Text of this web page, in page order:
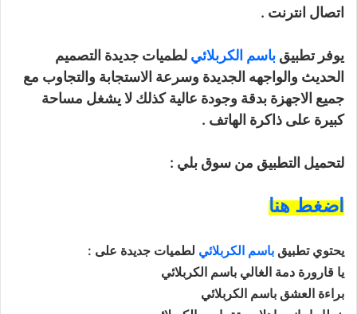
اتصال انترنت .
يوفر تطبيق باسم الكربلائي لطميات جديدة التصميم
الحديث والواجهه الجديدة وسرعة الاستجابة والتجاوب مع
جميع الاجهزة بدقة وجودة عالية كذلك لا يشغل مساحة
كبيرة على ذاكرة الهاتف .
لتحميل التطبيق من سوق بلي :
اضغط هنا
يحتوي تطبيق باسم الكربلائي لطميات جديدة على :
يا قارورة دمة الغالي باسم الكربلائي
براءة العشق باسم الكربلائي